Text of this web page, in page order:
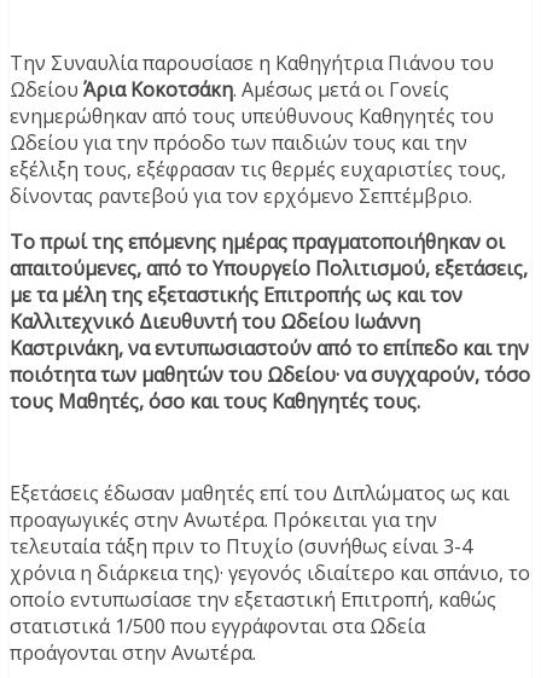
Την Συναυλία παρουσίασε η Καθηγήτρια Πιάνου του
Ωδείου Άρια Κοκοτσάκη. Αμέσως μετά οι Γονείς
ενημερώθηκαν από τους υπεύθυνους Καθηγητές του
Ωδείου για την πρόοδο των παιδιών τους και την
εξέλιξη τους, εξέφρασαν τις θερμές ευχαριστίες τους,
δίνοντας ραντεβού για τον ερχόμενο Σεπτέμβριο.
Το πρωί της επόμενης ημέρας πραγματοποιήθηκαν οι
απαιτούμενες, από το Υπουργείο Πολιτισμού, εξετάσεις,
με τα μέλη της εξεταστικής Επιτροπής ως και τον
Καλλιτεχνικό Διευθυντή του Ωδείου Ιωάννη
Καστρινάκη, να εντυπωσιαστούν από το επίπεδο και την
ποιότητα των μαθητών του Ωδείου· να συγχαρούν, τόσο
τους Μαθητές, όσο και τους Καθηγητές τους.
Εξετάσεις έδωσαν μαθητές επί του Διπλώματος ως και
προαγωγικές στην Ανωτέρα. Πρόκειται για την
τελευταία τάξη πριν το Πτυχίο (συνήθως είναι 3-4
χρόνια η διάρκεια της)· γεγονός ιδιαίτερο και σπάνιο, το
οποίο εντυπωσίασε την εξεταστική Επιτροπή, καθώς
στατιστικά 1/500 που εγγράφονται στα Ωδεία
προάγονται στην Ανωτέρα.